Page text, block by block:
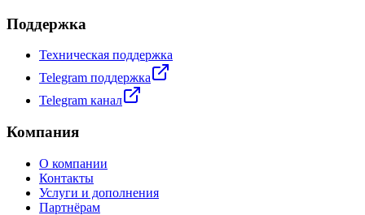
Поддержка
Техническая поддержка
Telegram поддержка
Telegram канал
Компания
О компании
Контакты
Услуги и дополнения
Партнёрам